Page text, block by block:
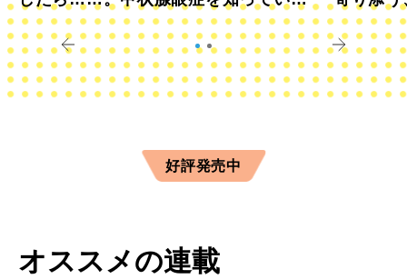
すか？
きに
好評発売中
オススメの連載